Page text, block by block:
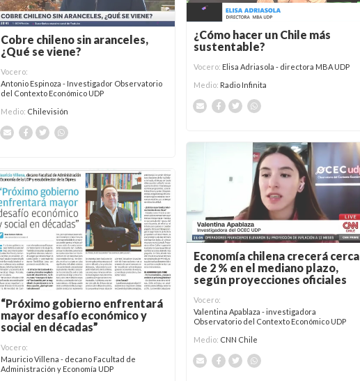
¿Cómo hacer un Chile más
sustentable?
Vocero: Elisa Adriasola - directora MBA UDP
Medio: Radio Infinita
Cobre chileno sin aranceles,
¿Qué se viene?
Vocero:
Antonio Espinoza - Investigador Observatorio
del Contexto Económico UDP
Medio: Chilevisión
Economía chilena crecerá cerca
de 2 % en el mediano plazo,
según proyecciones oficiales
Vocero:
Valentina Apablaza - investigadora
Observatorio del Contexto Económico UDP
Medio: CNN Chile
“Próximo gobierno enfrentará
mayor desafío económico y
social en décadas”
Vocero:
Mauricio Villena - decano Facultad de
Administración y Economía UDP